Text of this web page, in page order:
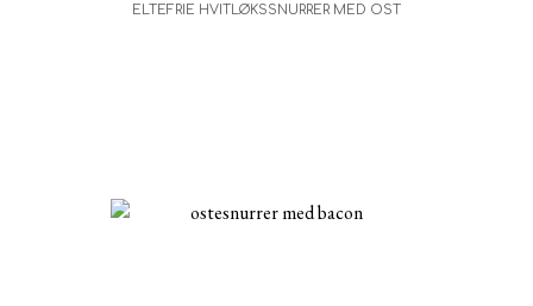
ELTEFRIE HVITLØKSSNURRER MED OST